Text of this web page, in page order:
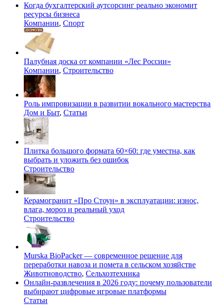
Когда бухгалтерский аутсорсинг реально экономит
ресурсы бизнеса
Компании, Спорт
Палубная доска от компании «Лес России»
Компании, Строительство
Роль импровизации в развитии вокального мастерства
Дом и Быт, Статьи
Плитка большого формата 60×60: где уместна, как
выбрать и уложить без ошибок
Строительство
Керамогранит «Про Стоун» в эксплуатации: износ,
влага, мороз и реальный уход
Строительство
Murska BioPacker — современное решение для
переработки навоза и помета в сельском хозяйстве
Животноводство, Сельхозтехника
Онлайн-развлечения в 2026 году: почему пользователи
выбирают цифровые игровые платформы
Статьи